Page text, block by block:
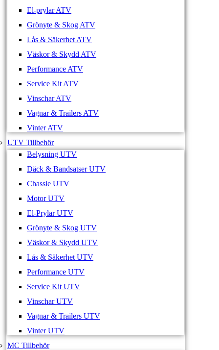
El-prylar ATV
Grönyte & Skog ATV
Lås & Säkerhet ATV
Väskor & Skydd ATV
Performance ATV
Service Kit ATV
Vinschar ATV
Vagnar & Trailers ATV
Vinter ATV
UTV Tillbehör
Belysning UTV
Däck & Bandsatser UTV
Chassie UTV
Motor UTV
El-Prylar UTV
Grönyte & Skog UTV
Väskor & Skydd UTV
Lås & Säkerhet UTV
Performance UTV
Service Kit UTV
Vinschar UTV
Vagnar & Trailers UTV
Vinter UTV
MC Tillbehör